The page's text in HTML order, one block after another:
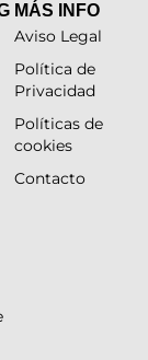
MÁS INFO
Aviso Legal
Política de
Privacidad
Políticas de
cookies
Contacto